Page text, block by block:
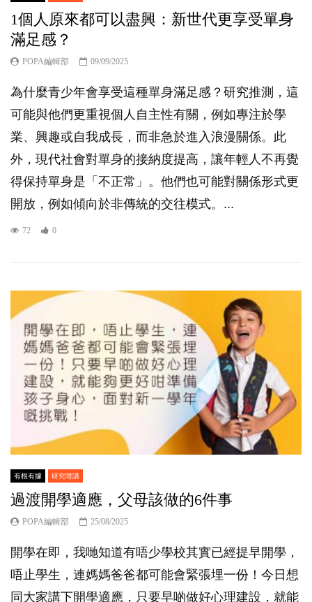
1個人原來都可以盡興：新世代更享受單身
滿足感？
POPA編輯部 09/09/2025
為什麼青少年會享受這種單身滿足感？研究推測，這
可能與他們更重視個人自主性有關，例如專注於學
業、興趣或自我成長，而非急於進入浪漫關係。此
外，現代社會對單身的接納度提高，讓年輕人不再覺
得保持單身是「不正常」。他們也可能對關係形式更
開放，例如傾向於非傳統的交往模式。...
72 0
有根有據 研究咁講
過渡開學適應，父母該做的6件事
POPA編輯部 25/08/2025
開學在即，我哋知道有唔少學校其實已經提早開學，
唔止學生，連媽媽爸爸都可能會緊張埋一份！今日想
同大家講下開學適應，只要早啲做好心理建設，就能